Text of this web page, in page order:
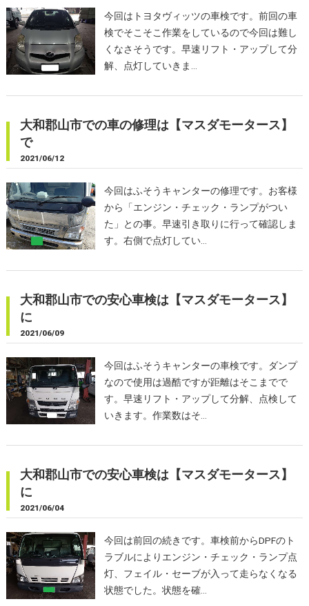
今回はトヨタヴィッツの車検です。前回の車
検でそこそこ作業をしているので今回は難し
くなさそうです。早速リフト・アップして分
解、点灯していきま…
大和郡山市での車の修理は【マスダモータース】
で
2021/06/12
今回はふそうキャンターの修理です。お客様
から「エンジン・チェック・ランプがつい
た」との事。早速引き取りに行って確認しま
す。右側で点灯してい…
大和郡山市での安心車検は【マスダモータース】
に
2021/06/09
今回はふそうキャンターの車検です。ダンプ
なので使用は過酷ですが距離はそこまでで
す。早速リフト・アップして分解、点検して
いきます。作業数はそ…
大和郡山市での安心車検は【マスダモータース】
に
2021/06/04
今回は前回の続きです。車検前からDPFのト
ラブルによりエンジン・チェック・ランプ点
灯、フェイル・セーブが入って走らなくなる
状態でした。状態を確…